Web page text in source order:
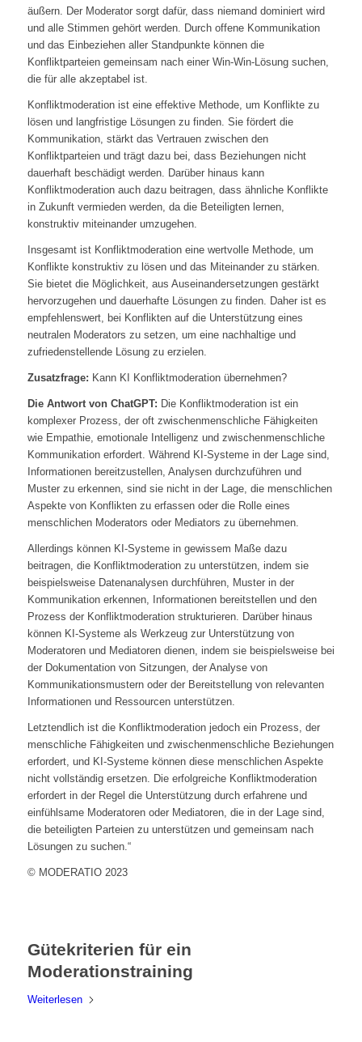
äußern. Der Moderator sorgt dafür, dass niemand dominiert wird
und alle Stimmen gehört werden. Durch offene Kommunikation
und das Einbeziehen aller Standpunkte können die
Konfliktparteien gemeinsam nach einer Win-Win-Lösung suchen,
die für alle akzeptabel ist.
Konfliktmoderation ist eine effektive Methode, um Konflikte zu
lösen und langfristige Lösungen zu finden. Sie fördert die
Kommunikation, stärkt das Vertrauen zwischen den
Konfliktparteien und trägt dazu bei, dass Beziehungen nicht
dauerhaft beschädigt werden. Darüber hinaus kann
Konfliktmoderation auch dazu beitragen, dass ähnliche Konflikte
in Zukunft vermieden werden, da die Beteiligten lernen,
konstruktiv miteinander umzugehen.
Insgesamt ist Konfliktmoderation eine wertvolle Methode, um
Konflikte konstruktiv zu lösen und das Miteinander zu stärken.
Sie bietet die Möglichkeit, aus Auseinandersetzungen gestärkt
hervorzugehen und dauerhafte Lösungen zu finden. Daher ist es
empfehlenswert, bei Konflikten auf die Unterstützung eines
neutralen Moderators zu setzen, um eine nachhaltige und
zufriedenstellende Lösung zu erzielen.
Zusatzfrage: Kann KI Konfliktmoderation übernehmen?
Die Antwort von ChatGPT: Die Konfliktmoderation ist ein
komplexer Prozess, der oft zwischenmenschliche Fähigkeiten
wie Empathie, emotionale Intelligenz und zwischenmenschliche
Kommunikation erfordert. Während KI-Systeme in der Lage sind,
Informationen bereitzustellen, Analysen durchzuführen und
Muster zu erkennen, sind sie nicht in der Lage, die menschlichen
Aspekte von Konflikten zu erfassen oder die Rolle eines
menschlichen Moderators oder Mediators zu übernehmen.
Allerdings können KI-Systeme in gewissem Maße dazu
beitragen, die Konfliktmoderation zu unterstützen, indem sie
beispielsweise Datenanalysen durchführen, Muster in der
Kommunikation erkennen, Informationen bereitstellen und den
Prozess der Konfliktmoderation strukturieren. Darüber hinaus
können KI-Systeme als Werkzeug zur Unterstützung von
Moderatoren und Mediatoren dienen, indem sie beispielsweise bei
der Dokumentation von Sitzungen, der Analyse von
Kommunikationsmustern oder der Bereitstellung von relevanten
Informationen und Ressourcen unterstützen.
Letztendlich ist die Konfliktmoderation jedoch ein Prozess, der
menschliche Fähigkeiten und zwischenmenschliche Beziehungen
erfordert, und KI-Systeme können diese menschlichen Aspekte
nicht vollständig ersetzen. Die erfolgreiche Konfliktmoderation
erfordert in der Regel die Unterstützung durch erfahrene und
einfühlsame Moderatoren oder Mediatoren, die in der Lage sind,
die beteiligten Parteien zu unterstützen und gemeinsam nach
Lösungen zu suchen.“
© MODERATIO 2023
Gütekriterien für ein
Moderationstraining
Weiterlesen